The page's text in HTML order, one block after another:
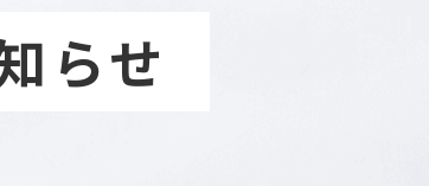
らせ